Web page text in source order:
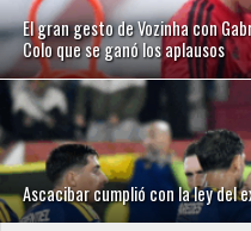
El gran gesto de Vozinha con
Colo que se ganó los aplausos
Ascacibar cumplió con la ley del